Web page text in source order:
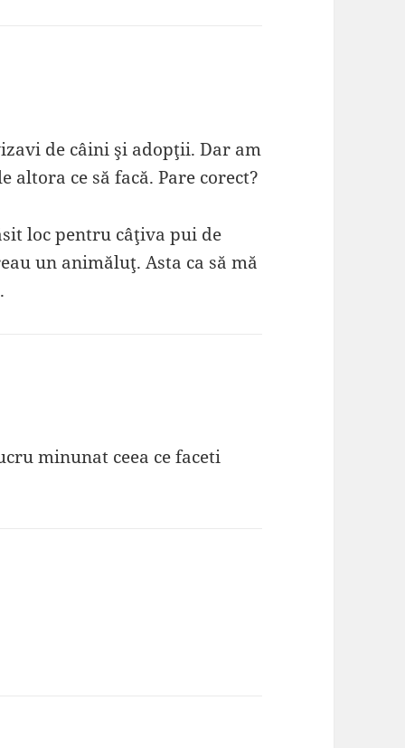
de câini şi adopţii. Dar am
altora ce să facă. Pare corect?
loc pentru câţiva pui de
un animăluţ. Asta ca să mă
minunat ceea ce faceti